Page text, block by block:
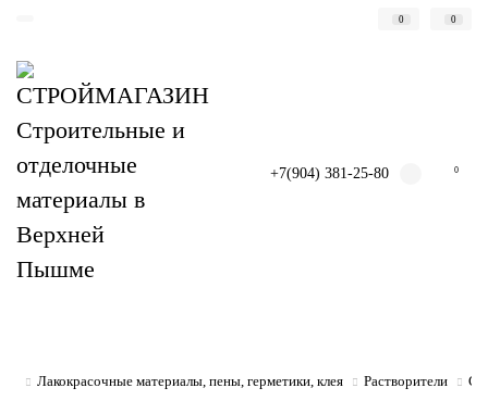
0 0
+7(904) 381-25-80 0
Лакокрасочные материалы, пены, герметики, клея Растворители